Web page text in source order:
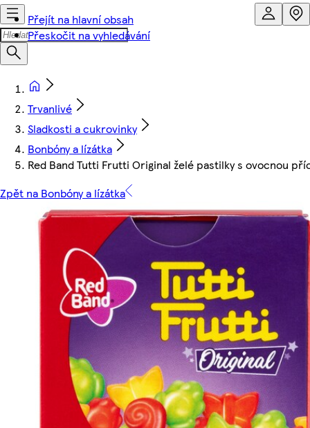
Přejít na hlavní obsah
Přeskočit na vyhledávání
Trvanlivé
Sladkosti a cukrovinky
Bonbóny a lízátka
Red Band Tutti Frutti Original želé pastilky s ovocnou
Zpět na Bonbóny a lízátka